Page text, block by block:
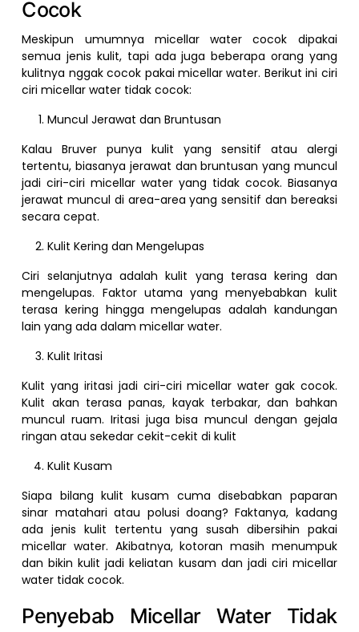
Cocok
Meskipun umumnya micellar water cocok dipakai
semua jenis kulit, tapi ada juga beberapa orang yang
kulitnya nggak cocok pakai micellar water. Berikut ini ciri
ciri micellar water tidak cocok:
Muncul Jerawat dan Bruntusan
Kalau Bruver punya kulit yang sensitif atau alergi
tertentu, biasanya jerawat dan bruntusan yang muncul
jadi ciri-ciri micellar water yang tidak cocok. Biasanya
jerawat muncul di area-area yang sensitif dan bereaksi
secara cepat.
Kulit Kering dan Mengelupas
Ciri selanjutnya adalah kulit yang terasa kering dan
mengelupas. Faktor utama yang menyebabkan kulit
terasa kering hingga mengelupas adalah kandungan
lain yang ada dalam micellar water.
Kulit Iritasi
Kulit yang iritasi jadi ciri-ciri micellar water gak cocok.
Kulit akan terasa panas, kayak terbakar, dan bahkan
muncul ruam. Iritasi juga bisa muncul dengan gejala
ringan atau sekedar cekit-cekit di kulit
Kulit Kusam
Siapa bilang kulit kusam cuma disebabkan paparan
sinar matahari atau polusi doang? Faktanya, kadang
ada jenis kulit tertentu yang susah dibersihin pakai
micellar water. Akibatnya, kotoran masih menumpuk
dan bikin kulit jadi keliatan kusam dan jadi ciri micellar
water tidak cocok.
Penyebab Micellar Water Tidak